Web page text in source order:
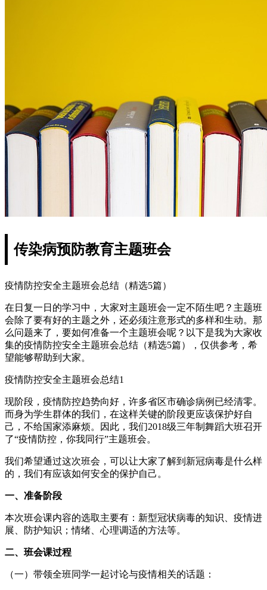
传染病预防教育主题班会
疫情防控安全主题班会总结（精选5篇）
在日复一日的学习中，大家对主题班会一定不陌生吧？主题班
会除了要有好的主题之外，还必须注意形式的多样和生动。那
么问题来了，要如何准备一个主题班会呢？以下是我为大家收
集的疫情防控安全主题班会总结（精选5篇），仅供参考，希
望能够帮助到大家。
疫情防控安全主题班会总结1
现阶段，疫情防控趋势向好，许多省区市确诊病例已经清零。
而身为学生群体的我们，在这样关键的阶段更应该保护好自
己，不给国家添麻烦。因此，我们2018级三年制舞蹈大班召开
了“疫情防控，你我同行”主题班会。
我们希望通过这次班会，可以让大家了解到新冠病毒是什么样
的，我们有应该如何安全的保护自己。
一、准备阶段
本次班会课内容的选取主要有：新型冠状病毒的知识、疫情进
展、防护知识；情绪、心理调适的方法等。
二、班会课过程
（一）带领全班同学一起讨论与疫情相关的话题：